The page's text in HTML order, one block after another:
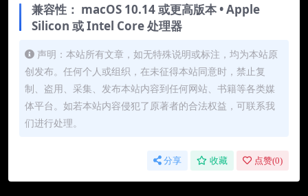
兼容性： macOS 10.14 或更高版本 • Apple
Silicon 或 Intel Core 处理器
声明：本站所有文章，如无特殊说明或标注，均为本站原
创发布。任何个人或组织，在未征得本站同意时，禁止复
制、盗用、采集、发布本站内容到任何网站、书籍等各类媒
体平台。如若本站内容侵犯了原著者的合法权益，可联系我
们进行处理。
分享 收藏 点赞(0)